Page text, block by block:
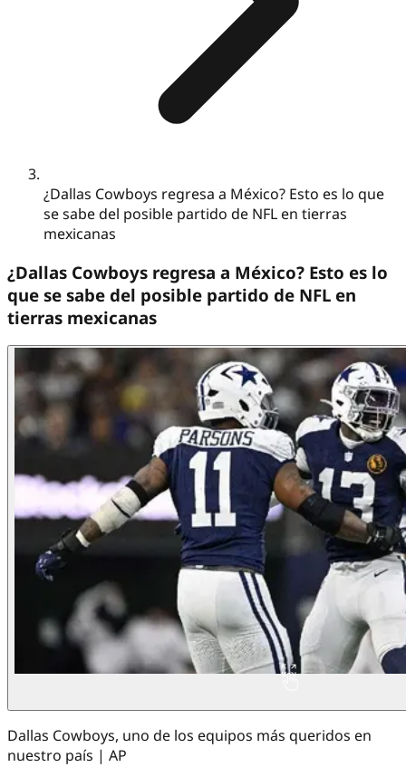
¿Dallas Cowboys regresa a México? Esto es lo que
se sabe del posible partido de NFL en tierras
mexicanas
¿Dallas Cowboys regresa a México? Esto es lo
que se sabe del posible partido de NFL en
tierras mexicanas
Dallas Cowboys, uno de los equipos más queridos en
nuestro país | AP